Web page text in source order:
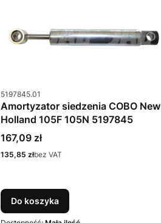
Kod produktu
5197845.01
Amortyzator siedzenia COBO New
Holland 105F 105N 5197845
Cena
167,09 zł
Cena
135,85 złbez VAT
Do koszyka